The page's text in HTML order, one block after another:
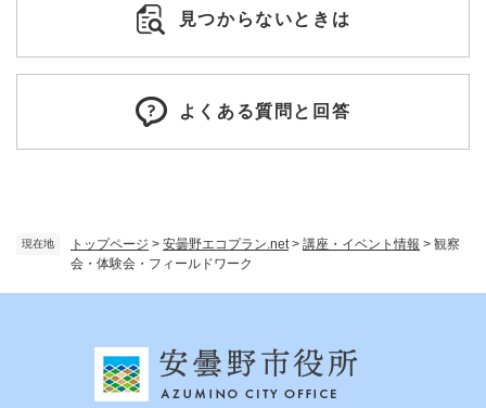
現在地 トップページ > 安曇野エコプラン.net > 講座・イベント情報 > 観察
会・体験会・フィールドワーク
見つからないときは
よくある質問と回答